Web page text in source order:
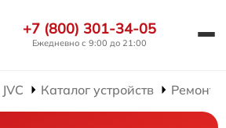
+7 (800) 301-34-05
Ежедневно с 9:00 до 21:00
Каталог устройств Ремонт